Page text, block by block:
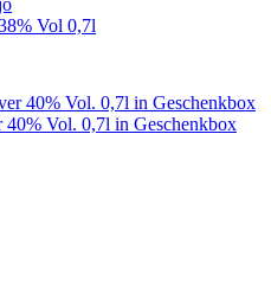
Vol 0,7l
40% Vol. 0,7l in Geschenkbox